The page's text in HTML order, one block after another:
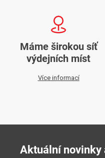
Máme širokou síť
výdejních míst
Více informací
Aktuální novinky